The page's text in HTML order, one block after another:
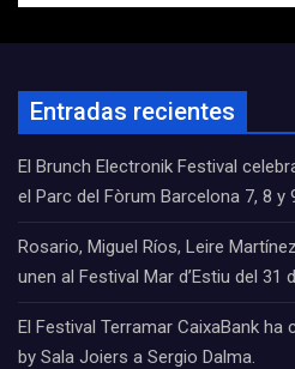
Entradas recientes
El Brunch Electronik Festival
el Parc del Fòrum Barcelona 7, 8 y
Rosario, Miguel Ríos, Leire
unen al Festival Mar d’Estiu del 31
El Festival Terramar CaixaBank
by Sala Joiers a Sergio Dalma.